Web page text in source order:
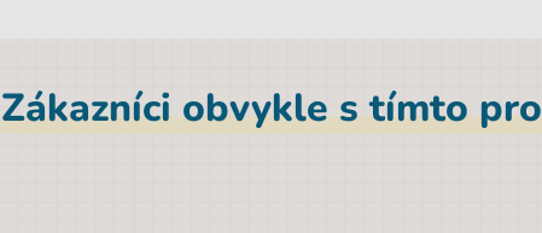
Zákazníci obvykle s tímto